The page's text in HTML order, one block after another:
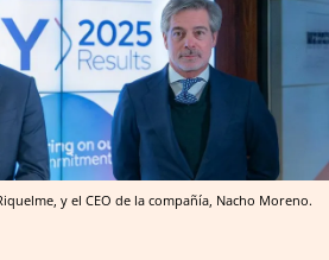
y el CEO de la compañía, Nacho Moreno.